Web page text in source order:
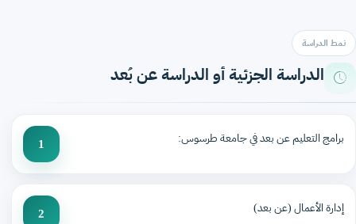
نمط الدراسة
الدراسة الجزئية أو الدراسة عن بُعد
برامج التعليم عن بعد في جامعة طرسوس: 1
إدارة الأعمال (عن بعد) 2